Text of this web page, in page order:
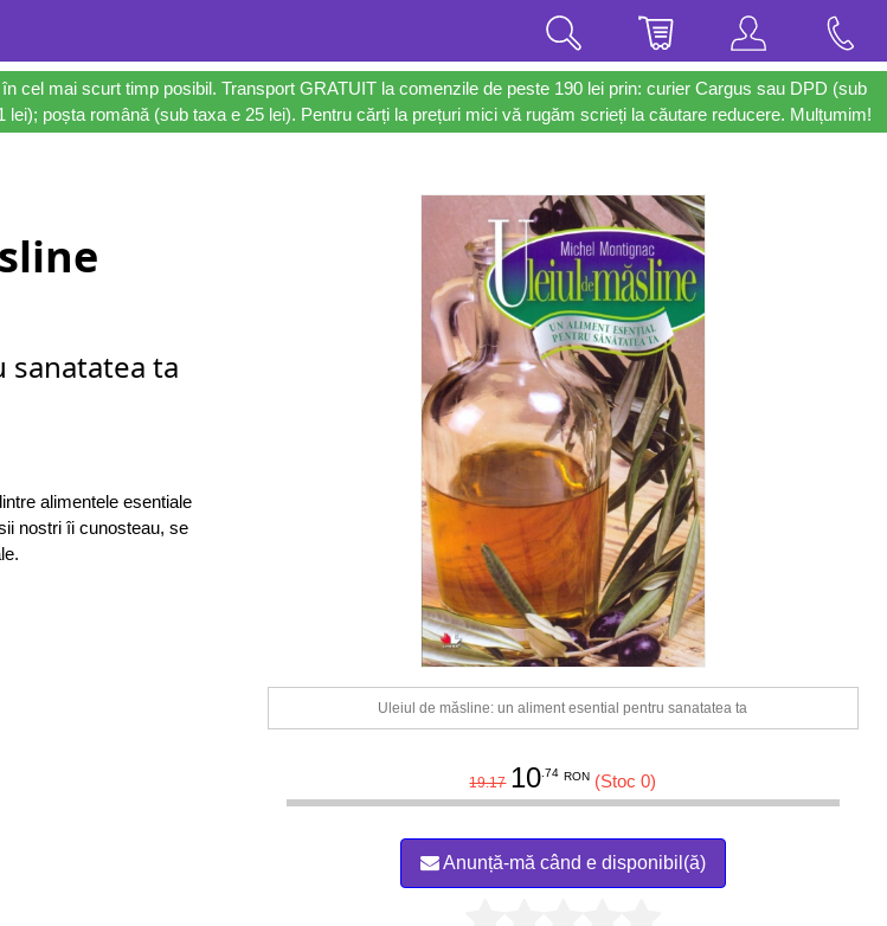
cel mai scurt timp posibil. Transport GRATUIT la comenzile de peste 190 lei prin: curier Cargus sau DPD (sub
poșta română (sub taxa e 25 lei). Pentru cărți la prețuri mici vă rugăm scrieți la căutare reducere. Mulțumim!
ta
alimentele esentiale
nostri îi cunosteau, se
Uleiul de măsline: un aliment esential pentru sanatatea ta
19.17 10 .74 RON (Stoc 0)
Anunță-mă când e disponibil(ă)